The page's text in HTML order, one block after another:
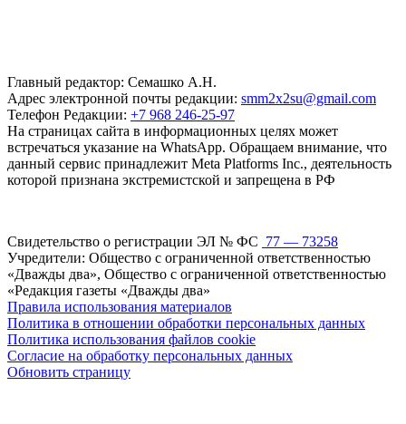
Главный редактор: Семашко А.Н.
Адрес электронной почты редакции: smm2x2su@gmail.com
Телефон Редакции: +7 968 246-25-97
На страницах сайта в информационных целях может
встречаться указание на WhatsApp. Обращаем внимание, что
данный сервис принадлежит Meta Platforms Inc., деятельность
которой признана экстремистской и запрещена в РФ
Свидетельство о регистрации ЭЛ № ФС 77 — 73258
Учредители: Общество с ограниченной ответственностью
«Дважды два», Общество с ограниченной ответственностью
«Редакция газеты «Дважды два»
Правила использования материалов
Политика в отношении обработки персональных данных
Политика использования файлов cookie
Согласие на обработку персональных данных
Обновить страницу